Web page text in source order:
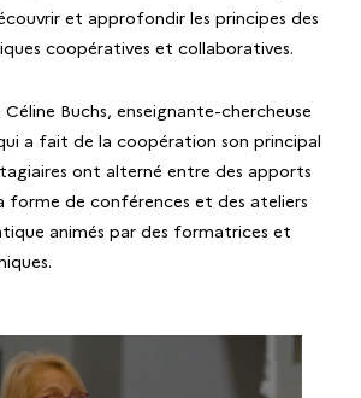
et approfondir les principes des
coopératives et collaboratives.
Buchs, enseignante-chercheuse
a fait de la coopération son principal
ont alterné entre des apports
forme de conférences et des ateliers
animés par des formatrices et